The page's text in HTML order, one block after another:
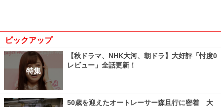
ピックアップ
特集
【秋ドラマ、NHK大河、朝ドラ】大好評「忖度0
レビュー」全話更新！
50歳を迎えたオートレーサー森且行に密着 大